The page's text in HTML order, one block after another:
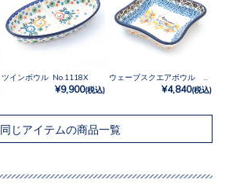
ツインボウル No.1118X
¥9,900(税込) ¥4,840(税込)
同じアイテムの商品一覧